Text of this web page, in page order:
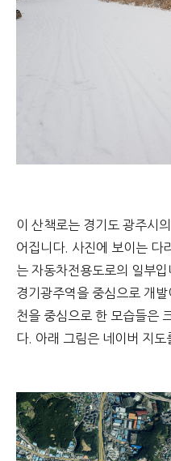
이 산책로는 경기도 광주시
어집니다. 사진에 보이는 다
는 자동차전용도로의 일부입
경기광주역을 중심으로 개
천을 중심으로 한 모습들은
다. 아래 그림은 네이버 지도